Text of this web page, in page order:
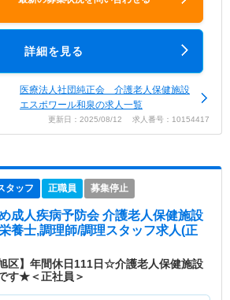
詳細を見る
医療法人社団純正会 介護老人保健施設
エスポワール和泉の求人一覧
更新日：2025/08/12 求人番号：10154417
タッフ 正職員 募集停止
成人疾病予防会 介護老人保健施設
養士,調理師/調理スタッフ求人(正
区】年間休日111日☆介護老人保健施設
す★＜正社員＞